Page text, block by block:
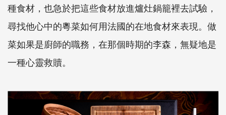
種食材，也急於把這些食材放進爐灶鍋籠裡去試驗，
尋找他心中的粵菜如何用法國的在地食材來表現。做
菜如果是廚師的職務，在那個時期的李森，無疑地是
一種心靈救贖。